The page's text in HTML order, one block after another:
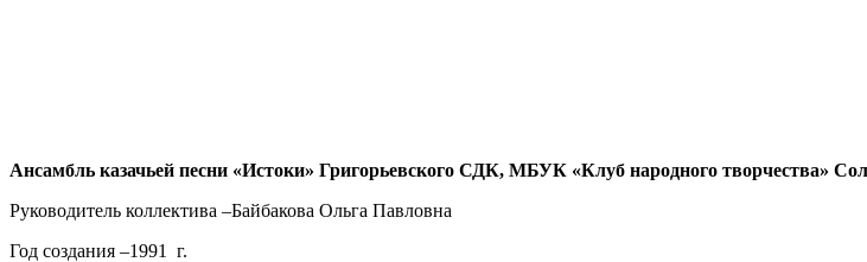
Ансамбль казачьей песни «Истоки» Григорьевского СДК, МБУК «Клуб народного творчества»
Руководитель коллектива –Байбакова Ольга Павловна
Год создания –1991 г.